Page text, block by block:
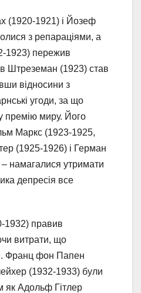
(1920-1921) і Йозеф
з репараціями, а
1923) пережив
Штреземан (1923) став
відносини з
угоди, за що
премію миру. Його
Маркс (1923-1925,
(1925-1926) і Герман
намагалися утримати
депресія все
1932) правив
витрати, що
Франц фон Папен
(1932-1933) були
як Адольф Гітлер